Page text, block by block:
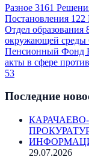
Разное 3161
Постановления 122
Отдел образования
окружающей среды
Пенсионный Фонд
акты в сфере
53
Последние
29.07.2026